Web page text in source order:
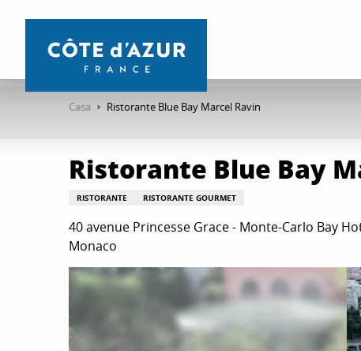
contenu
Casa Ristorante Blue Bay Marcel Ravin
Ristorante Blue Bay
RISTORANTE RISTORANTE GOURMET
40 avenue Princesse Grace - Monte-Carlo Bay
Monaco